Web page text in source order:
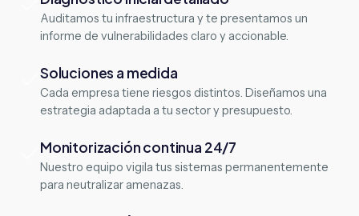
Auditamos tu infraestructura y te presentamos un
informe de vulnerabilidades claro y accionable.
Soluciones a medida
Cada empresa tiene riesgos distintos. Diseñamos una
estrategia adaptada a tu sector y presupuesto.
Monitorización continua 24/7
Nuestro equipo vigila tus sistemas permanentemente
para neutralizar amenazas.